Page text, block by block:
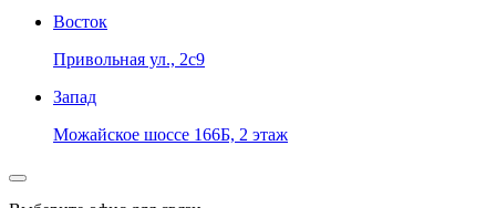
Восток
Привольная ул., 2с9
Запад
Можайское шоссе 166Б, 2 этаж